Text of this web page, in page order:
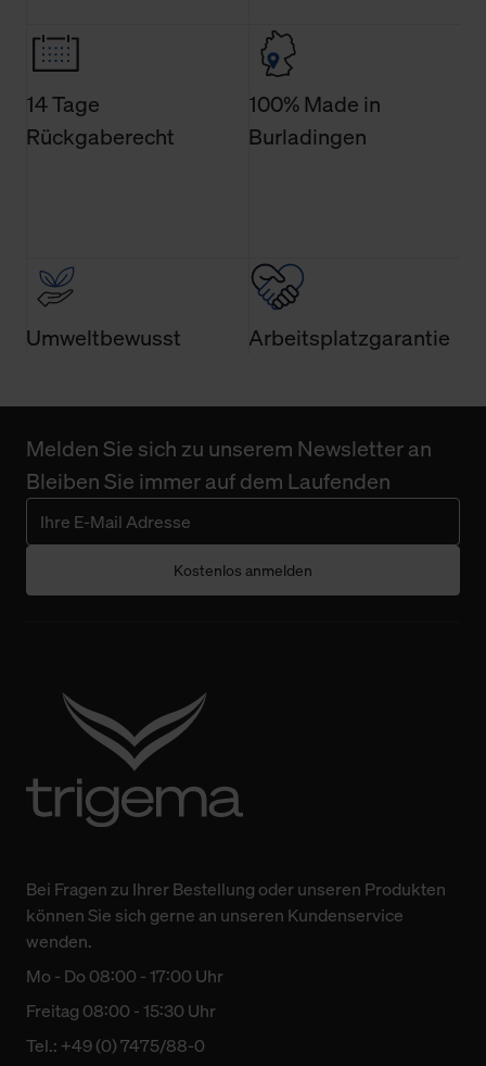
Technologien sowie die Nutzung Ihrer persönlichen Daten
finden Sie in unserer Datenschutzerklärung.
14 Tage
Rückgaberecht
100% Made in
Burladingen
Umweltbewusst Arbeitsplatzgarantie
Melden Sie sich zu unserem Newsletter an
Bleiben Sie immer auf dem Laufenden
Kostenlos anmelden
Bei Fragen zu Ihrer Bestellung oder unseren Produkten
können Sie sich gerne an unseren Kundenservice
wenden.
Mo - Do 08:00 - 17:00 Uhr
Freitag 08:00 - 15:30 Uhr
Tel.: +49 (0) 7475/88-0